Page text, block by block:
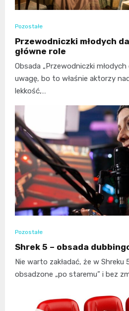
Pozostałe
Przewodniczki młodych
główne role
Obsada „Przewodniczki
uwagę, bo to właśnie aktorzy
lekkość,…
Pozostałe
Shrek 5 – obsada
Nie warto zakładać, że w
obsadzone „po staremu” i bez